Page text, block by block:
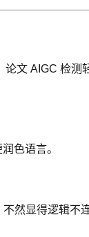
文 AIGC 检测
色语言。
然显得逻辑不